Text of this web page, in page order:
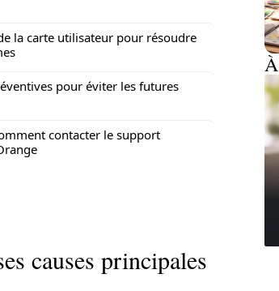
la carte utilisateur pour résoudre
pour éviter les futures
contacter le support
causes principales